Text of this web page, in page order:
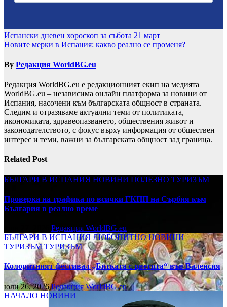
Навигация
Испански дневен хороскоп за събота 21 март
Новите мерки в Испания: какво реално се променя?
By Редакция WorldBG.eu
Редакция WorldBG.eu е редакционният екип на медията
WorldBG.eu – независима онлайн платформа за новини от
Испания, насочени към българската общност в страната.
Следим и отразяваме актуални теми от политиката,
икономиката, здравеопазването, обществения живот и
законодателството, с фокус върху информация от обществен
интерес и теми, важни за българската общност зад граница.
Related Post
БЪЛГАРИ В ИСПАНИЯ НОВИНИ ПОЛЕЗНО ТУРИЗЪМ
Проверка на трафика по всички ГКПП на Сърбия към
България в реално време
Редакция WorldBG.eu
БЪЛГАРИ В ИСПАНИЯ ЛЮБОПИТНОНОВИНИ
ТУРИЗЪМТУРИЗЪМ
Колоритният фестивал „Битката с цветята“ във Валенсия
юли 26, 2026Редакция WorldBG.eu
НАЧАЛО НОВИНИ